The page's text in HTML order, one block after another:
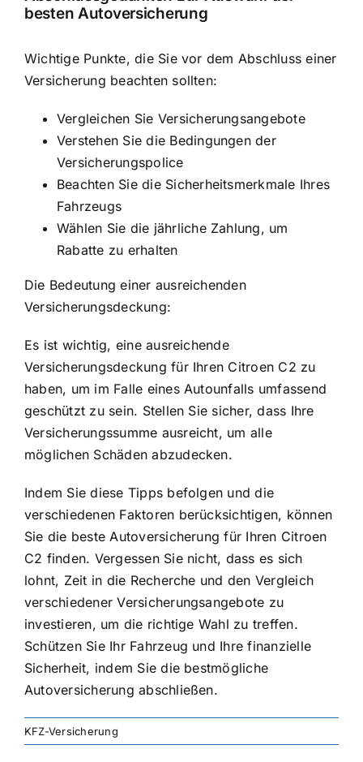
besten Autoversicherung
Wichtige Punkte, die Sie vor dem Abschluss einer
Versicherung beachten sollten:
Vergleichen Sie Versicherungsangebote
Verstehen Sie die Bedingungen der
Versicherungspolice
Beachten Sie die Sicherheitsmerkmale Ihres
Fahrzeugs
Wählen Sie die jährliche Zahlung, um
Rabatte zu erhalten
Die Bedeutung einer ausreichenden
Versicherungsdeckung:
Es ist wichtig, eine ausreichende
Versicherungsdeckung für Ihren Citroen C2 zu
haben, um im Falle eines Autounfalls umfassend
geschützt zu sein. Stellen Sie sicher, dass Ihre
Versicherungssumme ausreicht, um alle
möglichen Schäden abzudecken.
Indem Sie diese Tipps befolgen und die
verschiedenen Faktoren berücksichtigen, können
Sie die beste Autoversicherung für Ihren Citroen
C2 finden. Vergessen Sie nicht, dass es sich
lohnt, Zeit in die Recherche und den Vergleich
verschiedener Versicherungsangebote zu
investieren, um die richtige Wahl zu treffen.
Schützen Sie Ihr Fahrzeug und Ihre finanzielle
Sicherheit, indem Sie die bestmögliche
Autoversicherung abschließen.
KFZ-Versicherung